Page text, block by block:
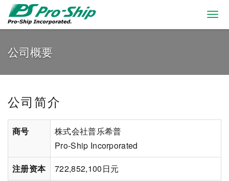
公司概要
公司简介
商号
株式会社普乐希普
Pro-Ship Incorporated
注册资本
722,852,100日元